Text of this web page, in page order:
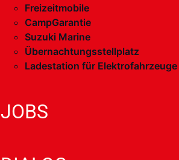
Freizeitmobile
CampGarantie
Suzuki Marine
Übernachtungsstellplatz
Ladestation für Elektrofahrzeuge
JOBS